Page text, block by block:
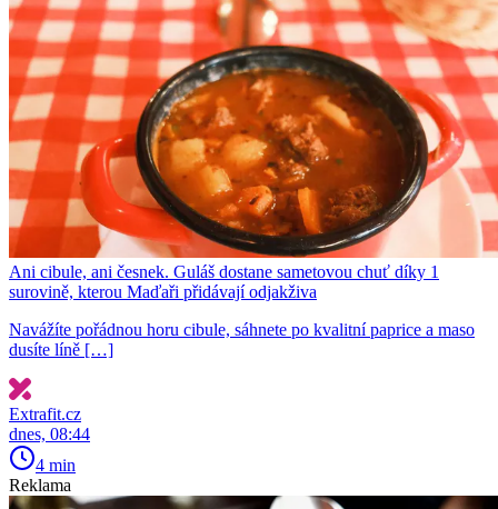
Ani cibule, ani česnek. Guláš dostane sametovou chuť díky 1
surovině, kterou Maďaři přidávají odjakživa
Navážíte pořádnou horu cibule, sáhnete po kvalitní paprice a maso
dusíte líně […]
Extrafit.cz
dnes, 08:44
4 min
Reklama